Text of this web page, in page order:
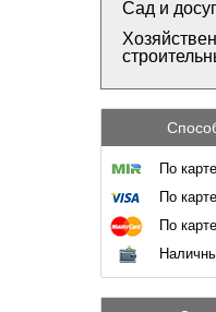
Сад и досуг
По
По
По